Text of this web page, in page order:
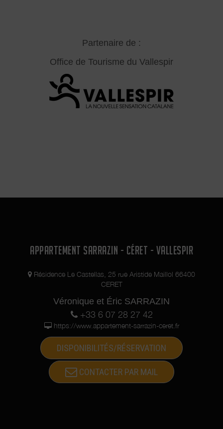
Partenaire de :
Office de Tourisme du Vallespir
APPARTEMENT SARRAZIN - CÉRET - VALLESPIR
Résidence Le Castellas, 25 rue Aristide Maillol 66400
CERET
Véronique et Éric SARRAZIN
+33 6 07 28 27 42
https://www.appartement-sarrazin-ceret.fr
DISPONIBILITÉS/RÉSERVATION
CONTACTER PAR MAIL